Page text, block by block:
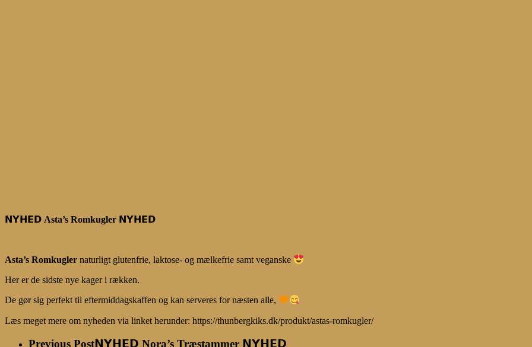
𝗡𝗬𝗛𝗘𝗗 Asta’s Romkugler 𝗡𝗬𝗛𝗘𝗗
Asta’s Romkugler naturligt glutenfrie, laktose- og mælkefrie samt veganske
Her er de sidste nye kager i rækken.
De gør sig perfekt til eftermiddagskaffen og kan serveres for næsten alle,
Læs meget mere om nyheden via linket herunder: https://thunbergkiks.dk/produkt/astas-romkugler/
Previous Post𝗡𝗬𝗛𝗘𝗗 Nora’s Træstammer 𝗡𝗬𝗛𝗘𝗗